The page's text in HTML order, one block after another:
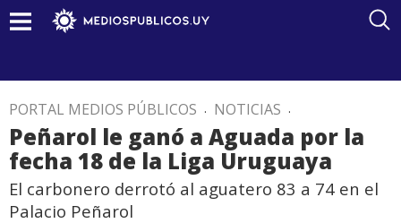
PORTAL MEDIOS PÚBLICOS . NOTICIAS .
Peñarol le ganó a Aguada por la
fecha 18 de la Liga Uruguaya
El carbonero derrotó al aguatero 83 a 74 en el
Palacio Peñarol